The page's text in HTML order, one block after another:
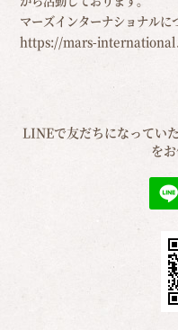
マーズインターナショナルに
https://mars-
LINEで友だちになってい
をお